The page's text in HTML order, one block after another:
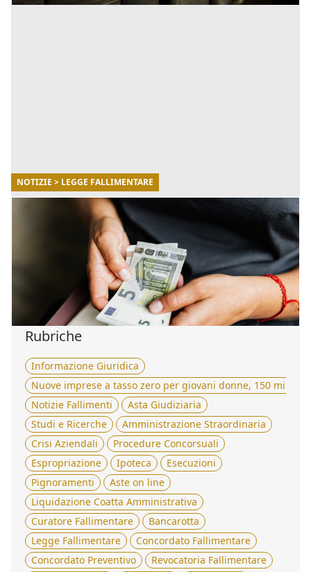
NOTIZIE > LEGGE FALLIMENTARE
La transazione fiscale: cos'è e come
Che cos'è la transazione fiscale? Vediamo insieme chi
può accedere alla transazione, quali sono le tipologie e
come funziona. [...]
Rubriche
Informazione Giuridica
Nuove imprese a tasso zero per giovani donne, 150
Notizie Fallimenti
Asta Giudiziaria
Studi e Ricerche
Amministrazione Straordinaria
Crisi Aziendali
Procedure Concorsuali
Espropriazione
Ipoteca
Esecuzioni
Pignoramenti
Aste on line
Liquidazione Coatta Amministrativa
Curatore Fallimentare
Bancarotta
Legge Fallimentare
Concordato Fallimentare
Concordato Preventivo
Revocatoria Fallimentare